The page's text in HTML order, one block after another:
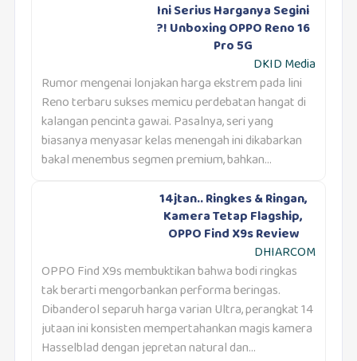
Ini Serius Harganya Segini
?! Unboxing OPPO Reno 16
Pro 5G
DKID Media
Rumor mengenai lonjakan harga ekstrem pada lini
Reno terbaru sukses memicu perdebatan hangat di
kalangan pencinta gawai. Pasalnya, seri yang
biasanya menyasar kelas menengah ini dikabarkan
bakal menembus segmen premium, bahkan...
14jtan.. Ringkes & Ringan,
Kamera Tetap Flagship,
OPPO Find X9s Review
DHIARCOM
OPPO Find X9s membuktikan bahwa bodi ringkas
tak berarti mengorbankan performa beringas.
Dibanderol separuh harga varian Ultra, perangkat 14
jutaan ini konsisten mempertahankan magis kamera
Hasselblad dengan jepretan natural dan...